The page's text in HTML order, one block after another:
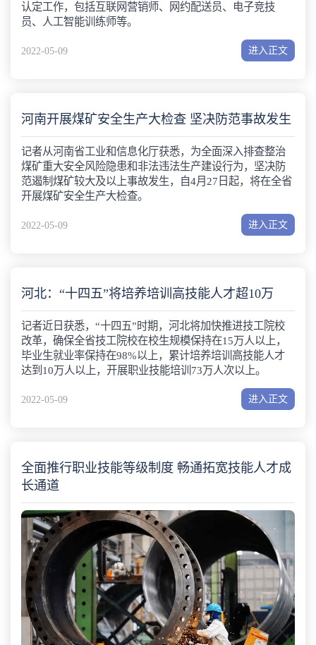
认定工作，包括互联网营销师、网约配送员、电子竞技
员、人工智能训练师等。
2022-05-09 进入正文
河南开展煤矿安全生产大检查 坚决防范事故发生
记者从河南省工业和信息化厅获悉，为全面深入排查整治
煤矿重大安全风险隐患和非法违法生产建设行为，坚决防
范遏制煤矿较大及以上事故发生，自4月27日起，将在全省
开展煤矿安全生产大检查。
2022-05-09 进入正文
河北：“十四五”将培养培训高技能人才超10万
记者近日获悉，“十四五”时期，河北将加快推进技工院校
改革，确保全省技工院校在校生规模保持在15万人以上，
毕业生就业率保持在98%以上，累计培养培训高技能人才
达到10万人以上，开展职业技能培训73万人次以上。
2022-05-09 进入正文
全面推行职业技能等级制度 畅通拓宽技能人才成
长通道